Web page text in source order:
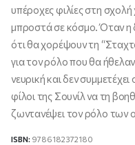
υπέροχες φιλίες στη
μπροστά σε κόσμο. Όταν η
ότι θα χορέψουν τη
για τον ρόλο που θα
νευρική και δεν
φίλοι της Σουνίλ να τη
ζωντανέψει τον ρόλο των
ISBN: 9786182372180